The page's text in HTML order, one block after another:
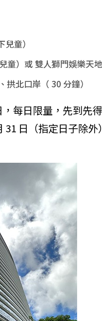
童）
童）或 雙人獅門娛樂天
北口岸（ 30 分鐘）
，每日限量，先到先得
日（指定日子除外）